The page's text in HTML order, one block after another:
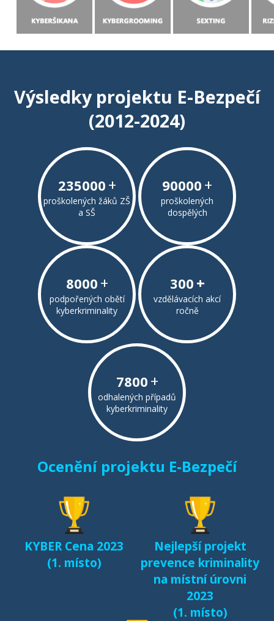
Výsledky projektu E-Bezpečí
(2012-2024)
235000 +
proškolených žáků ZŠ
a SŠ
90000 +
proškolených
dospělých
8000 +
podpořených obětí
kyberkriminality
300 +
vzdělávacích akcí
ročně
7800 +
odhalených případů
kyberkriminality
Ocenění projektu E-Bezpečí
KYBER Cena 2023
(1. místo)
Nejlepší projekt
prevence kriminality
na místní úrovni
2023
(1. místo)